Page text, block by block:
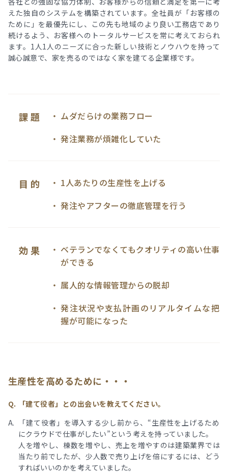
えた独自のシステムを構築されています。全社員が「お客様の
ために」を最優先にし、この先も地域のより良い工務店であり
続けるよう、お客様へのトータルサービスを常に考えておられ
ます。1人1人のニーズに合った新しい技術とノウハウを持って
誠心誠意で、家を売るのではなく家を建てる企業様です。
課 題
ムダだらけの業務フロー
発注業務が煩雑化していた
目 的
1人あたりの生産性を上げる
発注やアフターの徹底管理を行う
効 果
ベテランでなくてもクオリティの高い仕事
ができる
属人的な情報管理からの脱却
発注状況や支払計画のリアルタイムな把
握が可能になった
生産性を高めるために・・・
「建て役者」との出会いを教えてください。
「建て役者」を導入する少し前から、“生産性を上げるため
にクラウドで仕事がしたい”という考えを持っていました。
人を増やし、棟数を増やし、売上を増やすのは建築業界では
当たり前でしたが、少人数で売り上げを倍にするには、どう
すればいいのかを考えていました。